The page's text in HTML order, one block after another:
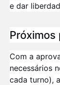
e dar
Próximos
Com a
necessários
cada turno),